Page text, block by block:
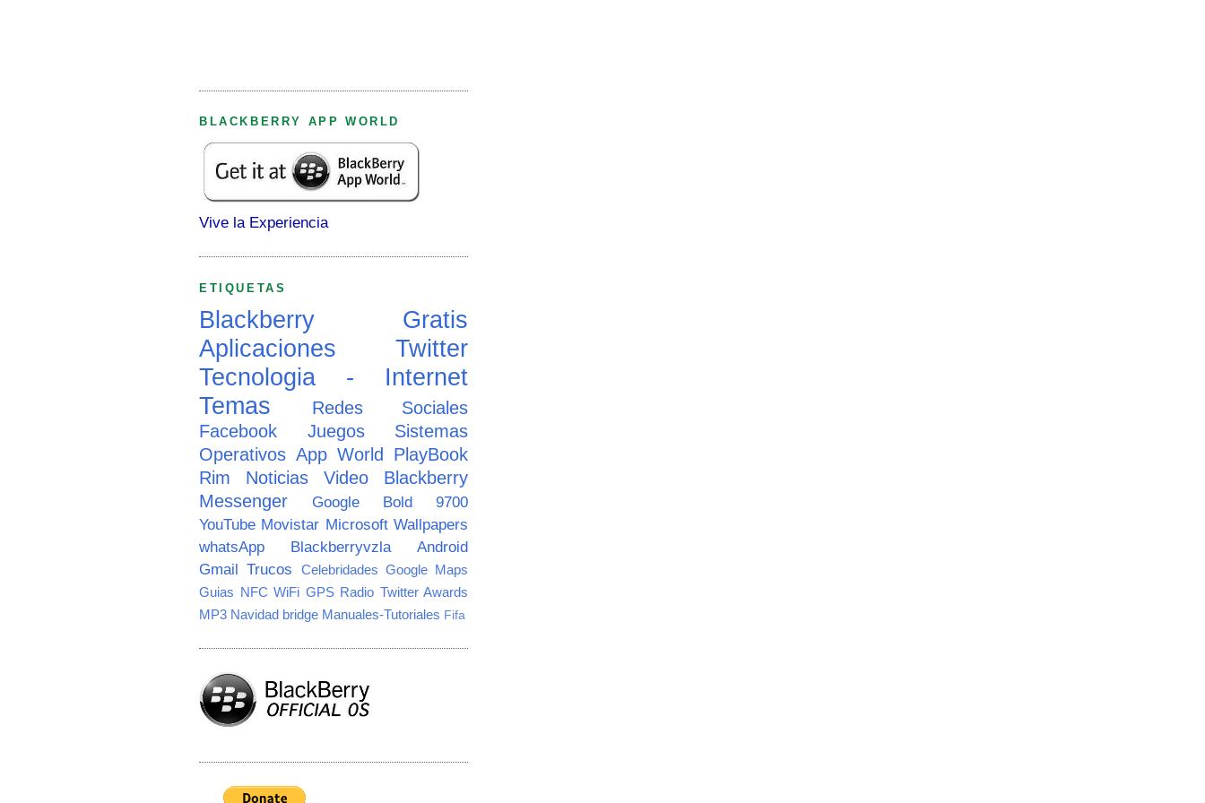
BLACKBERRY APP WORLD
Vive la Experiencia
ETIQUETAS
Blackberry
Gratis
Aplicaciones
Twitter
Tecnologia - Internet
Temas
Redes Sociales
Facebook
Juegos
Sistemas
Operativos App World PlayBook
Rim
Noticias Video
Blackberry
Messenger
Google
Bold 9700
YouTube Movistar Microsoft Wallpapers
whatsApp
Blackberryvzla
Android
Gmail Trucos Celebridades Google Maps
Guias NFC WiFi GPS Radio Twitter Awards
MP3 Navidad bridge Manuales-Tutoriales Fifa